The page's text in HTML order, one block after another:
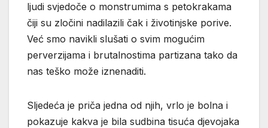
ljudi svjedoče o monstrumima s petokrakama
čiji su zločini nadilazili čak i životinjske porive.
Već smo navikli slušati o svim mogućim
perverzijama i brutalnostima partizana tako da
nas teško može iznenaditi.
Sljedeća je priča jedna od njih, vrlo je bolna i
pokazuje kakva je bila sudbina tisuća djevojaka